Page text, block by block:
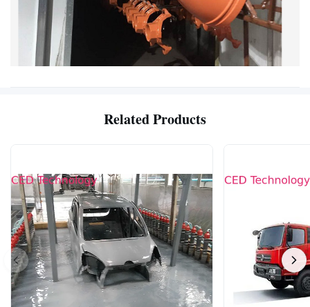
Related Products